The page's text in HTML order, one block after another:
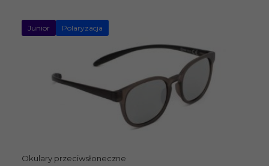
Junior Polaryzacja
Okulary przeciwsłoneczne